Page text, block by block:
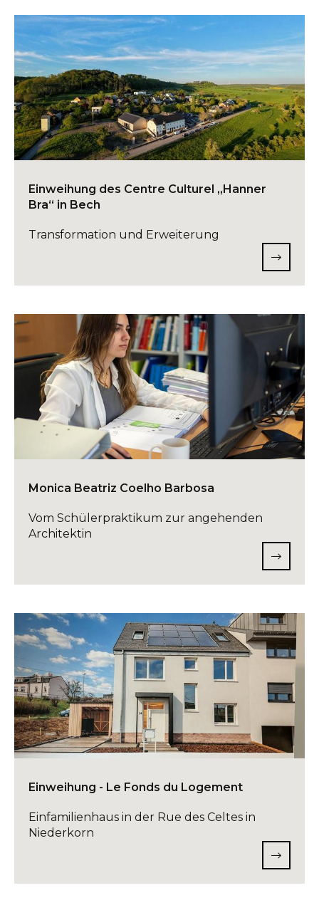
Einweihung des Centre Culturel „Hanner
Bra“ in Bech
Transformation und Erweiterung
Monica Beatriz Coelho Barbosa
Vom Schülerpraktikum zur angehenden
Architektin
Einweihung - Le Fonds du Logement
Einfamilienhaus in der Rue des Celtes in
Niederkorn